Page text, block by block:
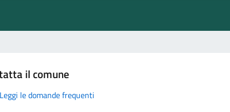
il comune
Leggi le domande frequenti